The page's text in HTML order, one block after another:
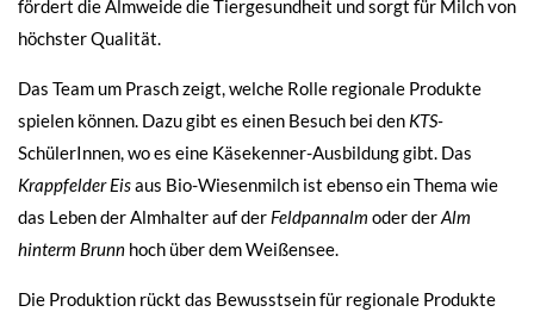
fördert die Almweide die Tiergesundheit und sorgt für Milch von
höchster Qualität.
Das Team um Prasch zeigt, welche Rolle regionale Produkte
spielen können. Dazu gibt es einen Besuch bei den KTS-
SchülerInnen, wo es eine Käsekenner-Ausbildung gibt. Das
Krappfelder Eisaus Bio-Wiesenmilch ist ebenso ein Thema wie
das Leben der Almhalter auf der Feldpannalm oder derAlm
hinterm Brunn hoch über dem Weißensee.
Die Produktion rückt das Bewusstsein für regionale Produkte